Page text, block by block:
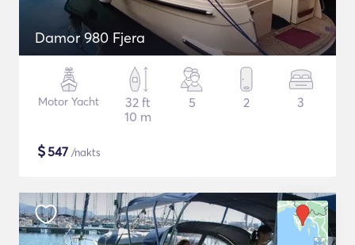
Damor 980 Fjera
Motor Yacht
32 ft
10 m
5 2 3
$547 /nakts